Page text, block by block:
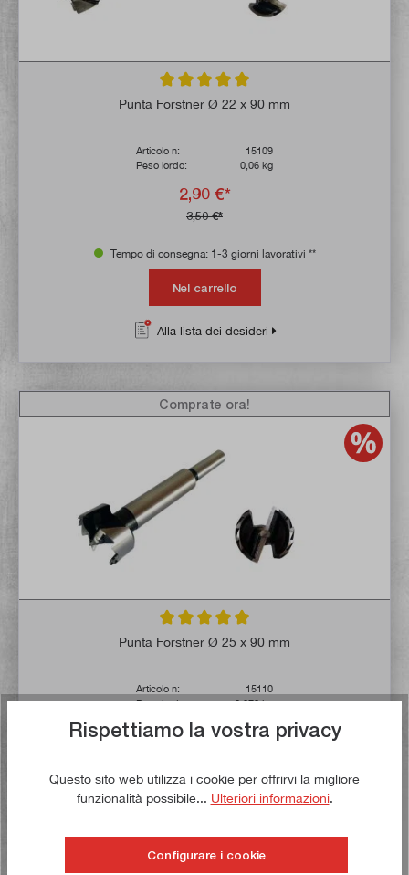
Valutazione media di 5 su 5 stelle
Punta Forstner Ø 22 x 90 mm
Articolo n:
15109
Peso lordo:
0,06 kg
2,90 €*
3,50 €*
Tempo di consegna: 1-3 giorni lavorativi **
Nel carrello
Alla lista dei desideri
Valutazione media di 5 su 5 stelle
Punta Forstner Ø 25 x 90 mm
Articolo n:
15110
Peso lordo:
0,078 kg
2,90 €*
Comprate ora!
Tempo di consegna: 1-3 giorni lavorativi **
Rispettiamo la vostra privacy
Questo sito web utilizza i cookie per offrirvi la migliore
funzionalità possibile... Ulteriori informazioni.
Configurare i cookie